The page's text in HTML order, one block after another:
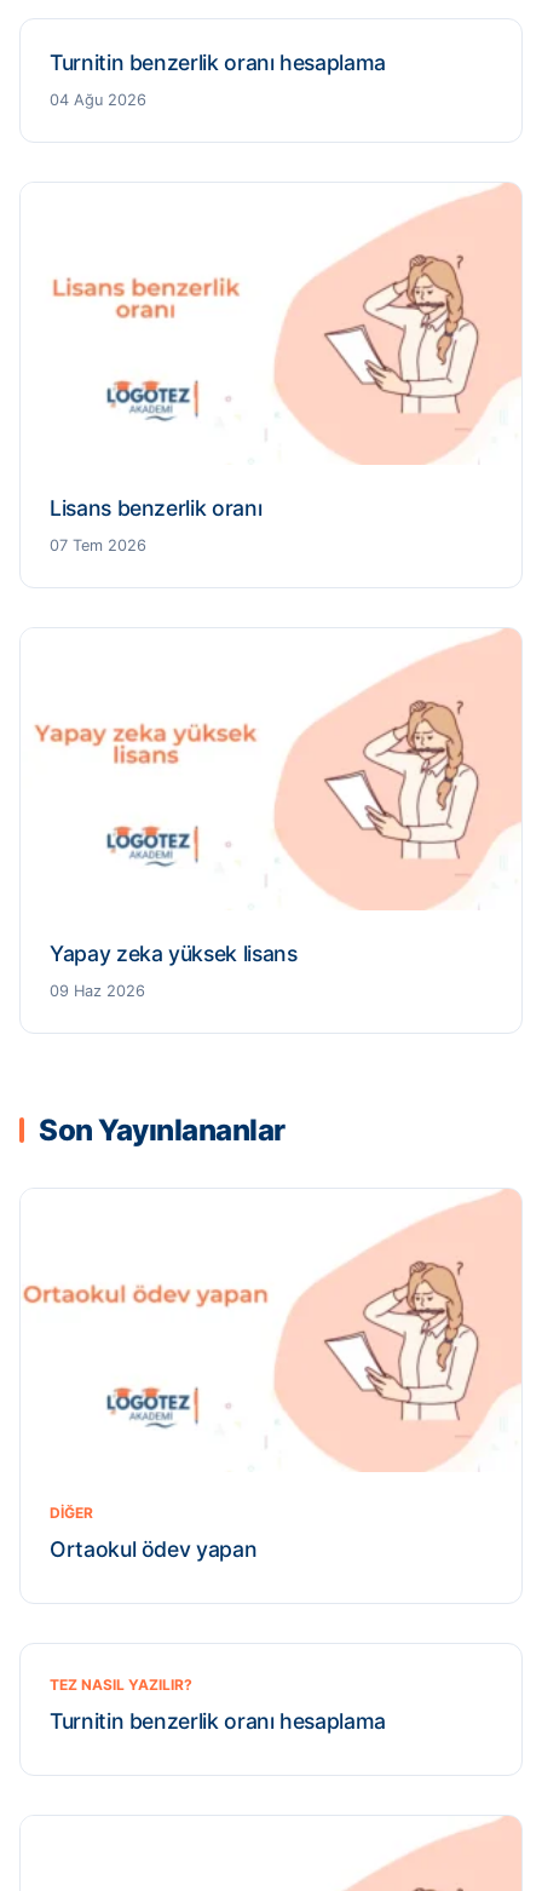
Turnitin benzerlik oranı hesaplama
04 Ağu 2026
Lisans benzerlik oranı
07 Tem 2026
Yapay zeka yüksek lisans
09 Haz 2026
Son Yayınlananlar
DIĞER
Ortaokul ödev yapan
TEZ NASIL YAZILIR?
Turnitin benzerlik oranı hesaplama